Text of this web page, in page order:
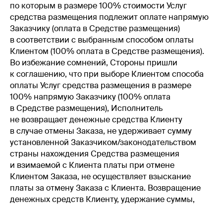
по которым в размере 100% стоимости Услуг
средства размещения подлежит оплате напрямую
Заказчику (оплата в Средстве размещения)
в соответствии с выбранным способом оплаты
Клиентом (100% оплата в Средстве размещения).
Во избежание сомнений, Стороны пришли
к соглашению, что при выборе Клиентом способа
оплаты Услуг средства размещения в размере
100% напрямую Заказчику (100% оплата
в Средстве размещения), Исполнитель
не возвращает денежные средства Клиенту
в случае отмены Заказа, не удерживает сумму
установленной Заказчиком/законодательством
страны нахождения Средства размещения
и взимаемой с Клиента платы при отмене
Клиентом Заказа, не осуществляет взыскание
платы за отмену Заказа с Клиента. Возвращение
денежных средств Клиенту, удержание суммы,